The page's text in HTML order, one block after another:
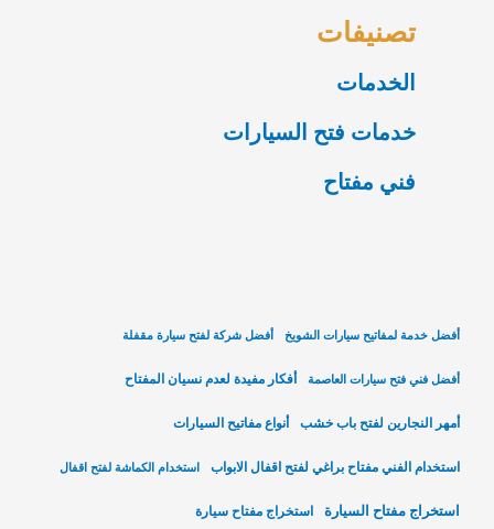
تصنيفات
الخدمات
خدمات فتح السيارات
فني مفتاح
أفضل خدمة لمفاتيح سيارات الشويخ أفضل شركة لفتح سيارة مقفلة
أفضل فني فتح سيارات العاصمة أفكار مفيدة لعدم نسيان المفتاح
أمهر النجارين لفتح باب خشب أنواع مفاتيح السيارات
استخدام الفني مفتاح براغي لفتح اقفال الابواب استخدام الكماشة لفتح اقفال
استخراج مفتاح السيارة استخراج مفتاح سيارة